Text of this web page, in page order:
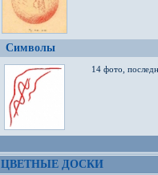
Символы
14 фото,
ЦВЕТНЫЕ ДОСКИ